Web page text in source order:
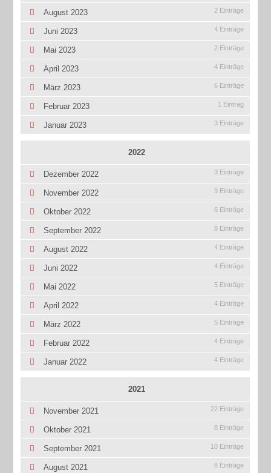
August 2023 2 Einträge
Juni 2023 4 Einträge
Mai 2023 2 Einträge
April 2023 4 Einträge
März 2023 6 Einträge
Februar 2023 1 Eintrag
Januar 2023 3 Einträge
2022
Dezember 2022 3 Einträge
November 2022 9 Einträge
Oktober 2022 6 Einträge
September 2022 8 Einträge
August 2022 4 Einträge
Juni 2022 4 Einträge
Mai 2022 5 Einträge
April 2022 4 Einträge
März 2022 5 Einträge
Februar 2022 4 Einträge
Januar 2022 4 Einträge
2021
November 2021 22 Einträge
Oktober 2021 8 Einträge
September 2021 10 Einträge
August 2021 8 Einträge